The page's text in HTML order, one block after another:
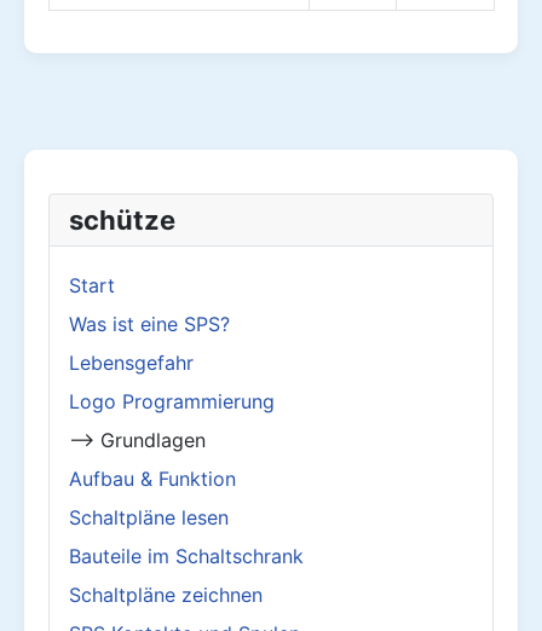
schütze
Start
Was ist eine SPS?
Lebensgefahr
Logo Programmierung
--> Grundlagen
Aufbau & Funktion
Schaltpläne lesen
Bauteile im Schaltschrank
Schaltpläne zeichnen